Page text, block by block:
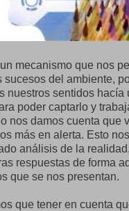
mecanismo que nos
sucesos del ambiente,
nuestros sentidos hacía
poder captarlo y
nos damos cuenta que
más en alerta. Esto
análisis de la
respuestas de forma
que se nos presentan.
que tener en cuenta